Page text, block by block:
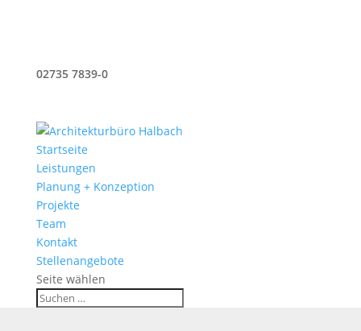
02735 7839-0
Startseite
Leistungen
Planung + Konzeption
Projekte
Team
Kontakt
Stellenangebote
Seite wählen